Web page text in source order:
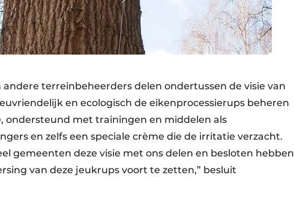
terreinbeheerders delen ondertussen de visie van
en ecologisch de eikenprocessierups beheren
ondersteund met trainingen en middelen als
en zelfs een speciale crème die de irritatie verzacht.
gemeenten deze visie met ons delen en besloten hebben
van deze jeukrups voort te zetten,” besluit